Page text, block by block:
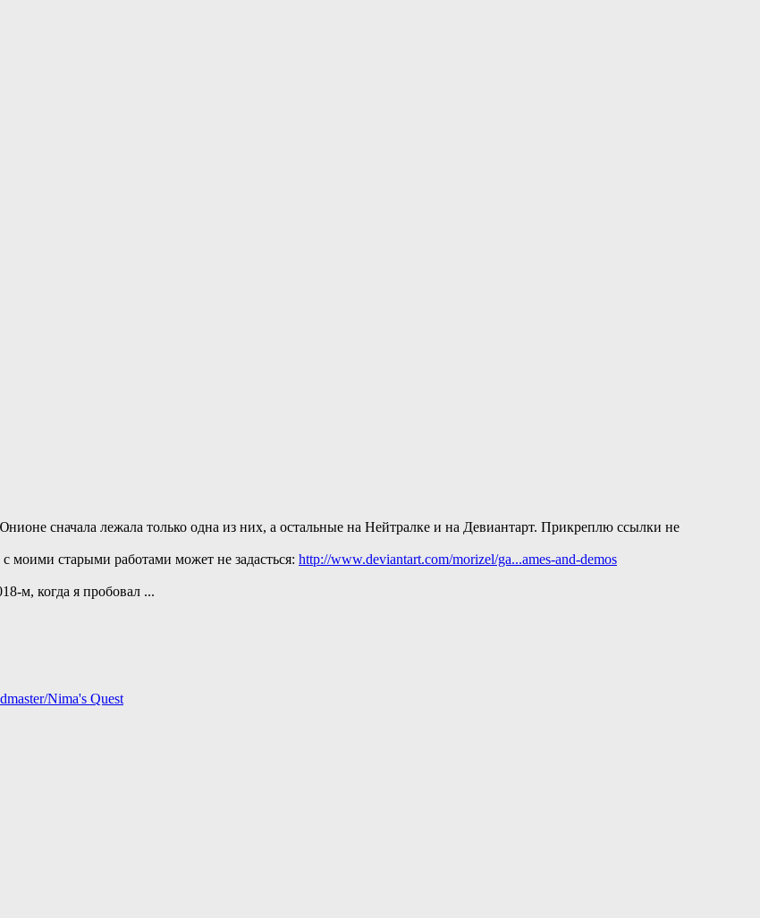
сначала лежала только одна из них, а остальные на Нейтралке и на Девиантарт. Прикреплю ссылки не
моими старыми работами может не задасться: http://www.deviantart.com/morizel/ga...ames-and-demos
м, когда я пробовал ...
Nima's Quest